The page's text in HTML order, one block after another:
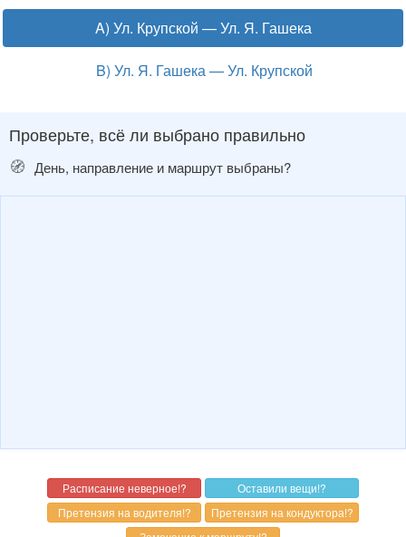
A) Ул. Крупской — Ул. Я. Гашека
B) Ул. Я. Гашека — Ул. Крупской
Проверьте, всё ли выбрано правильно
🧭 День, направление и маршрут выбраны?